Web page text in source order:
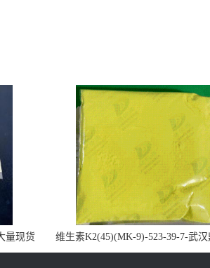
量现货
维生素K2(45)(MK-9)-523-39-7-武汉
药业大量现货供应